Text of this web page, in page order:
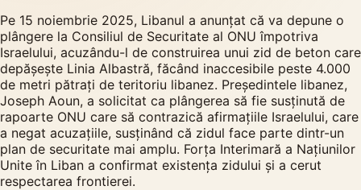
Pe 15 noiembrie 2025, Libanul a anunțat că va depune o
plângere la Consiliul de Securitate al ONU împotriva
Israelului, acuzându-l de construirea unui zid de beton care
depășește Linia Albastră, făcând inaccesibile peste 4.000
de metri pătrați de teritoriu libanez. Președintele libanez,
Joseph Aoun, a solicitat ca plângerea să fie susținută de
rapoarte ONU care să contrazică afirmațiile Israelului, care
a negat acuzațiile, susținând că zidul face parte dintr-un
plan de securitate mai amplu. Forța Interimară a Națiunilor
Unite în Liban a confirmat existența zidului și a cerut
respectarea frontierei.